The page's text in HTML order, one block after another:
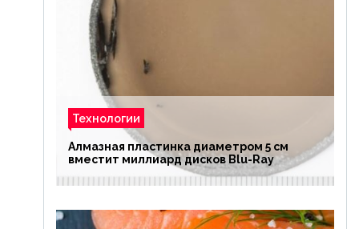
Технологии
Алмазная пластинка диаметром 5 см
вместит миллиард дисков Blu-Ray